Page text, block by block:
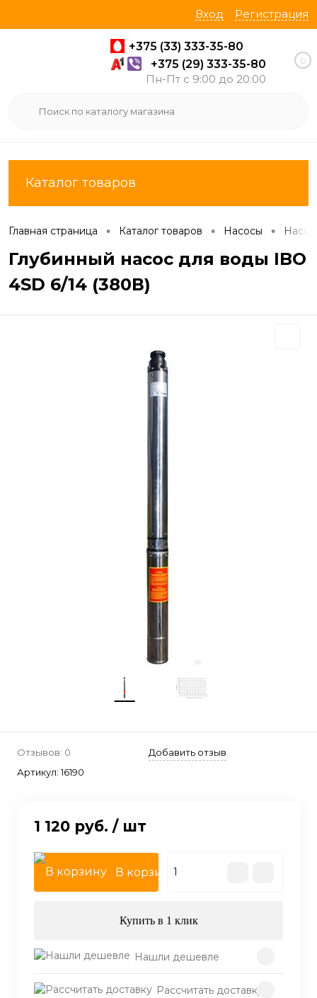
Вход Регистрация
+375 (33) 333-35-80
+375 (29) 333-35-80
Пн-Пт с 9:00 до 20:00
0
Каталог товаров
Главная страница • Каталог товаров • Насосы •
Глубинный насос для воды IBO
4SD 6/14 (380В)
Отзывов: 0
Добавить отзыв
Артикул:16190
1 120 руб. / шт
В корзину
Купить в 1 клик
Нашли дешевле
Рассчитать доставку